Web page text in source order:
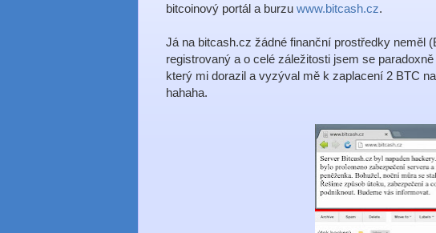
bitcoinový portál a burzu www.bitcash.cz.
Já na bitcash.cz žádné finanční prostředky neměl
registrovaný a o celé záležitosti jsem se
který mi dorazil a vyzýval mě k zaplacení 2 BTC
hahaha.